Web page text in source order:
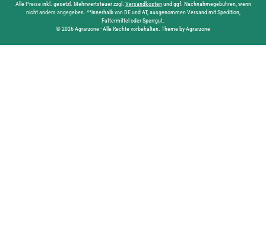
Alle Preise inkl. gesetzl. Mehrwertsteuer zzgl. Versandkostenund ggf. Nachnahmegebühren, wenn
nicht anders angegeben. **innerhalb von DE und AT, ausgenommen Versand mit Spedition,
Futtermittel oder Sperrgut.
© 2026 Agrarzone - Alle Rechte vorbehalten. Theme by Agrarzone